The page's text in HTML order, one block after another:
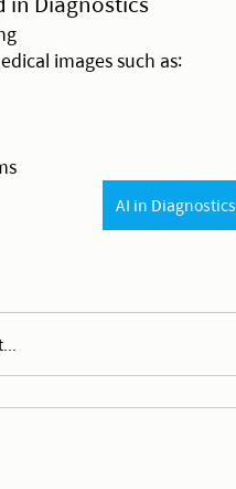
images such as:
AI in Diagnostics